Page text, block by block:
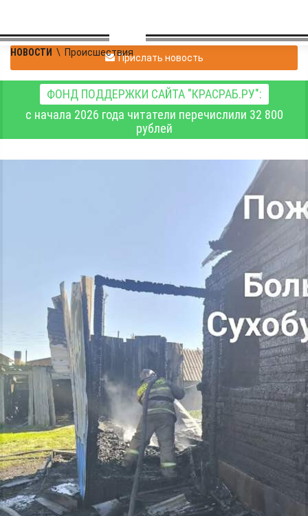
НОВОСТИ \ ПроисшествияПрислать новость
ФОНД ПОДДЕРЖКИ САЙТА "КРАСРАБ.РУ":
с начала 2026 года читатели перечислили 32 800
рублей
В воскресенье, 7 июня,
в Красноярском крае
потушили 19 пожаров,
Происшествия
08.06.2026 07:27
468
В посёлке Сорокино сгорел садовый дом
В Минусинске загорелся автомобиль